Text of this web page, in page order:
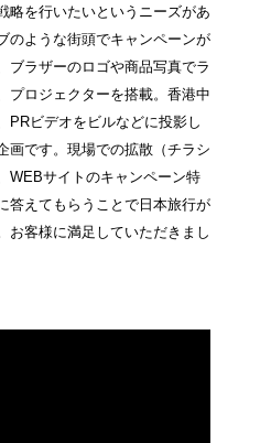
略を行いたいというニーズがあ
のような街頭でキャンペーンが
ブラザーのロゴや商品写真でラ
プロジェクターを搭載。香港中
PRビデオをビルなどに投影し
画です。現場での拡散（チラシ
WEBサイトのキャンペーン特
答えてもらうことで日本旅行が
お客様に満足していただきまし